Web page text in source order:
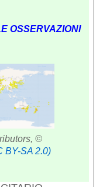
OSSERVAZIONI
©
BY-SA 2.0)